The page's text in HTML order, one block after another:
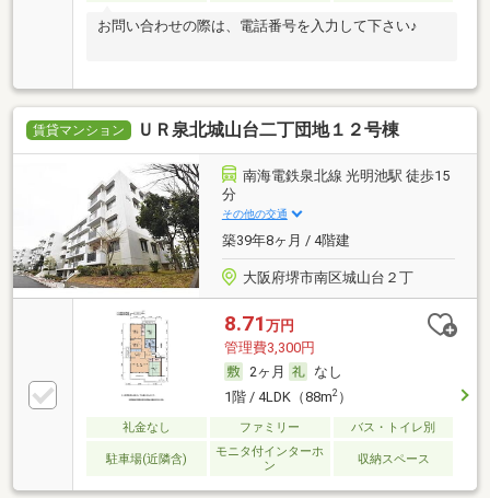
お問い合わせの際は、電話番号を入力して下さい♪
賃貸マンション ＵＲ泉北城山台二丁団地１２号棟
南海電鉄泉北線 光明池駅 徒歩15
分
その他の交通
築39年8ヶ月 / 4階建
大阪府堺市南区城山台２丁
8.71 万円
管理費3,300円
2ヶ月
なし
1階 / 4LDK（88m2）
礼金なし ファミリー バス・トイレ別
駐車場(近隣含)
モニタ付インターホ
ン
収納スペース